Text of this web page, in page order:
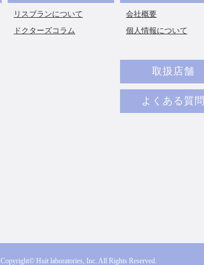
リスブランについて
ドクターズコラム
会社概要
個人情報について
取扱店舗
よくある質問
Copyright© Huit laboratories, Inc. All Rights Reserved.